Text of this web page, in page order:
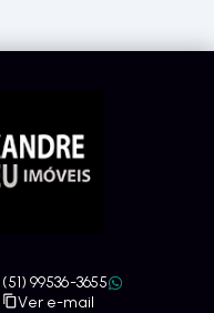
(51) 99536-3655
Ver e-mail